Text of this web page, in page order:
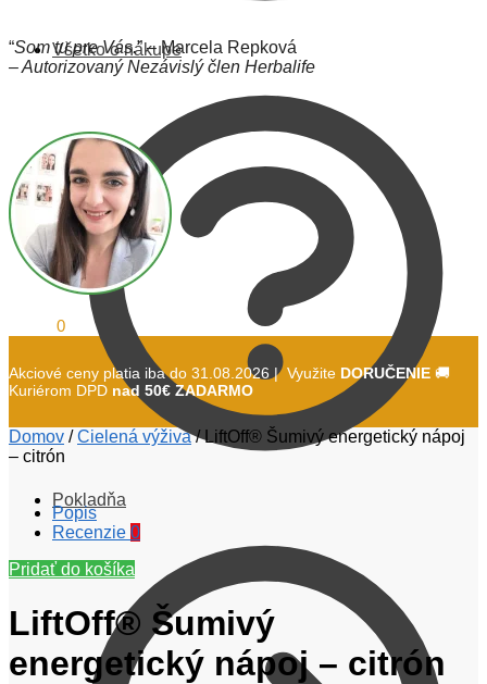
Všetko o nákupe
Pokladňa
“Som tu pre Vás.” – Marcela Repková
– Autorizovaný Nezávislý člen Herbalife
0
Akciové ceny platia iba do 31.08.2026 | Využite DORUČENIE 🚚
Kuriérom DPD nad 50€ ZADARMO
Domov /Cielená výživa/LiftOff® Šumivý energetický nápoj
– citrón
Popis
Recenzie 0
Pridať do košíka
LiftOff® Šumivý
energetický nápoj – citrón